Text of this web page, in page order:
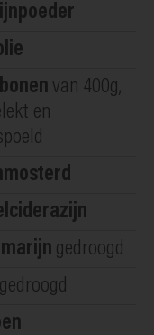
van 400g,
en
gedroogd
gedroogd